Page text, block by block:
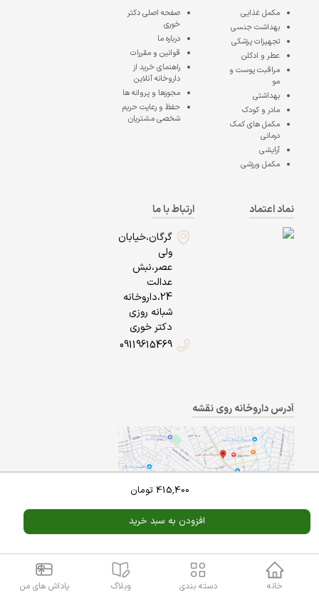
415,400 تومان
افزودن به سبد خرید
مکمل غذایی
بهداشت جنسی
تجهیزات پزشکی
عطر و ادکلن
مراقبت پوست و
مو
بهداشتی
مادر و کودک
مکمل های کمک
درمانی
آرایشی
مکمل ورزشی
صفحه اصلیدکتر
خوری
درباره ما
قوانین و مقررات
راهنمای خرید از
داروخانه آنلاین
مجوزها و پروانه ها
حفظ و رعایت حریم
شخصی مشتریان
نماد اعتماد
ارتباط با ما
گرگان،خیابان
ولی
عصر،نبش
عدالت
24،داروخانه
شبانه روزی
دکتر خوری
09119615469
آدرس داروخانه روی نقشه
A Pluss
Powered By
خانه دسته بندی وبلاگ پاداش های من